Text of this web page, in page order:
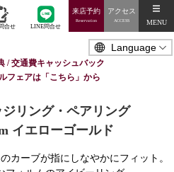
合せ LINE問合せ
来店予約
Reservation
アクセス
ACCESS MENU
/ 交通費キャッシュバック
フェアは「こちら」から
リング・ペアリング
イエローゴールド
カーブが指にしなやかにフィット。